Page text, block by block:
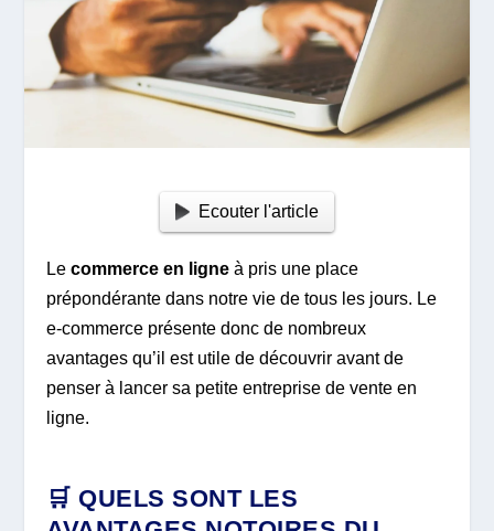
Ecouter l'article
Lecommerce en ligne à pris une place
prépondérante dans notre vie de tous les jours. Le
e-commerce présente donc de nombreux
avantages qu’il est utile de découvrir avant de
penser à lancer sa petite entreprise de vente en
ligne.
🛒 QUELS SONT LES